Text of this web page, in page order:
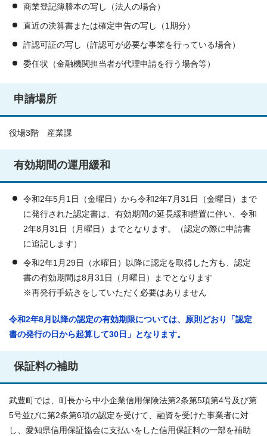
商業登記簿謄本の写し（法人の場合）
直近の決算書または確定申告の写し（1期分）
許認可証の写し（許認可が必要な事業を行っている場合）
委任状（金融機関担当者が代理申請を行う場合等）
申請場所
役場3階 産業課
有効期間の運用緩和
令和2年5月1日（金曜日）から令和2年7月31日（金曜日）まで
に発行された認定書は、有効期間の延長緩和措置に伴い、令和
2年8月31日（月曜日）までとなります。（認定の際に申請書
に追記します）
令和2年1月29日（水曜日）以降に認定を取得した方も、認定
書の有効期間は8月31日（月曜日）までとなります
※再発行手続きをしていただく必要はありません
令和2年8月以降の認定の有効期限については、原則どおり「認定
書の発行の日から起算して30日」となります。
保証料の補助
武豊町では、町長から中小企業信用保険法第2条第5項第4号及び第
5号並びに第2条第6項の認定を受けて、融資を受けた事業者に対
し、愛知県信用保証協会に支払いをした信用保証料の一部を補助